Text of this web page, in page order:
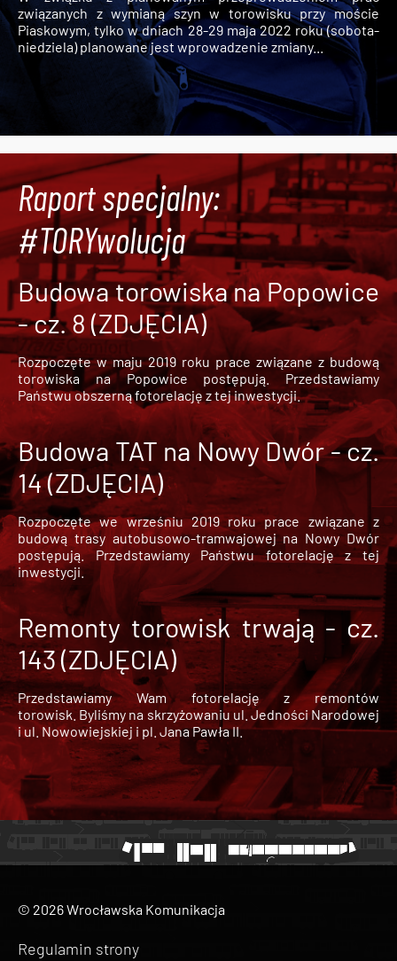
związanych z wymianą szyn w torowisku przy moście
Piaskowym, tylko w dniach 28-29 maja 2022 roku (sobota-
niedziela) planowane jest wprowadzenie zmiany...
Raport specjalny:
#TORYwolucja
Budowa torowiska na Popowice
- cz. 8 (ZDJĘCIA)
Rozpoczęte w maju 2019 roku prace związane z budową
torowiska na Popowice
postępują. Przedstawiamy
Państwu obszerną fotorelację z tej inwestycji.
Budowa TAT na Nowy Dwór - cz.
14 (ZDJĘCIA)
Rozpoczęte we wrześniu 2019 roku prace związane z
budową trasy autobusowo-tramwajowej na Nowy Dwór
postępują. Przedstawiamy Państwu fotorelację z tej
inwestycji.
Remonty torowisk trwają - cz.
143 (ZDJĘCIA)
Przedstawiamy Wam fotorelację z remontów
torowisk. Byliśmy na skrzyżowaniu ul. Jedności Narodowej
i ul. Nowowiejskiej i pl. Jana Pawła II.
© 2026 Wrocławska Komunikacja
Regulamin strony